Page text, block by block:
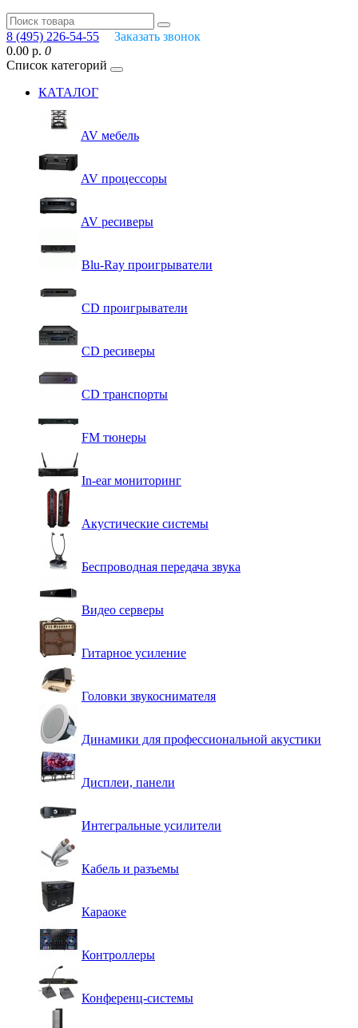
8 (495) 226-54-55
Заказать звонок
0.00 р. 0
Список категорий
КАТАЛОГ
AV мебель
AV процессоры
AV ресиверы
Blu-Ray проигрыватели
CD проигрыватели
CD ресиверы
CD транспорты
FM тюнеры
In-ear мониторинг
Акустические системы
Беспроводная передача звука
Видео серверы
Гитарное усиление
Головки звукоснимателя
Динамики для профессиональной акустики
Дисплеи, панели
Интегральные усилители
Кабель и разъемы
Караоке
Контроллеры
Конференц-системы